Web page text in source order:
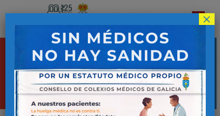
Colegio Oficial de
Prensa médica
×